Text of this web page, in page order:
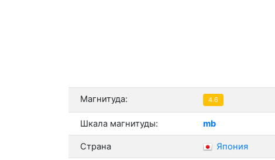
Магнитуда: 4.6
Шкала магнитуды: mb
Страна Япония